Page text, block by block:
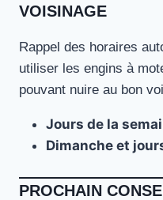
VOISINAGE
Rappel des horaires
utiliser les engins à
pouvant nuire au bon
Jours de la
Dimanche et
PROCHAIN